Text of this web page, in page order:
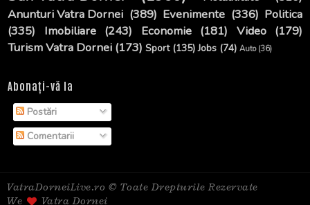
Anunturi Vatra Dornei (389) Evenimente (336) Politica
(335)
Imobiliare (243) Economie (181) Video (179)
Turism Vatra Dornei (173) Sport (135) Jobs (74) Auto (36)
Abonați-vă la
Postări
Comentarii
VatraDorneiLive.ro © Toate Drepturile Rezervate
We
Vatra Dornei